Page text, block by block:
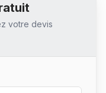
votre devis